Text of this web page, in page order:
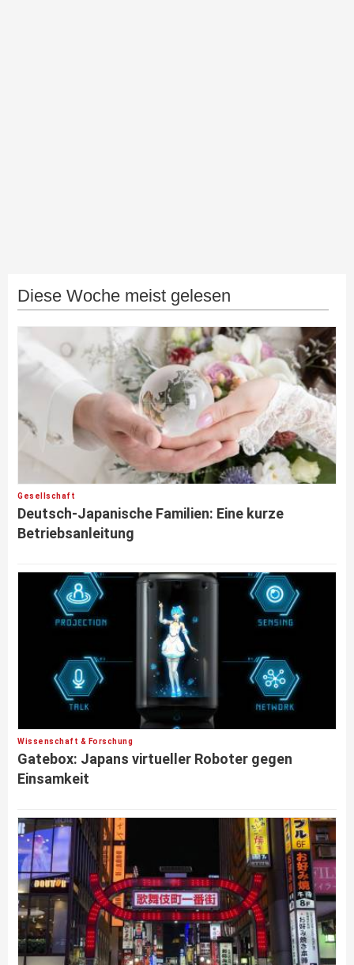
Diese Woche meist gelesen
Gesellschaft
Deutsch-Japanische Familien: Eine kurze
Betriebsanleitung
Wissenschaft & Forschung
Gatebox: Japans virtueller Roboter gegen
Einsamkeit